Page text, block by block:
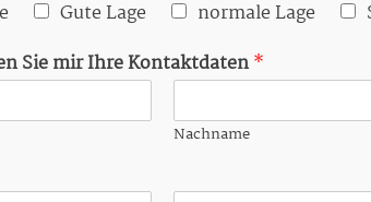
Gute Lage normale Lage
Sie mir Ihre Kontaktdaten*
Nachname